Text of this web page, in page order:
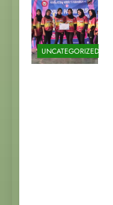
UNCATEGORIZED